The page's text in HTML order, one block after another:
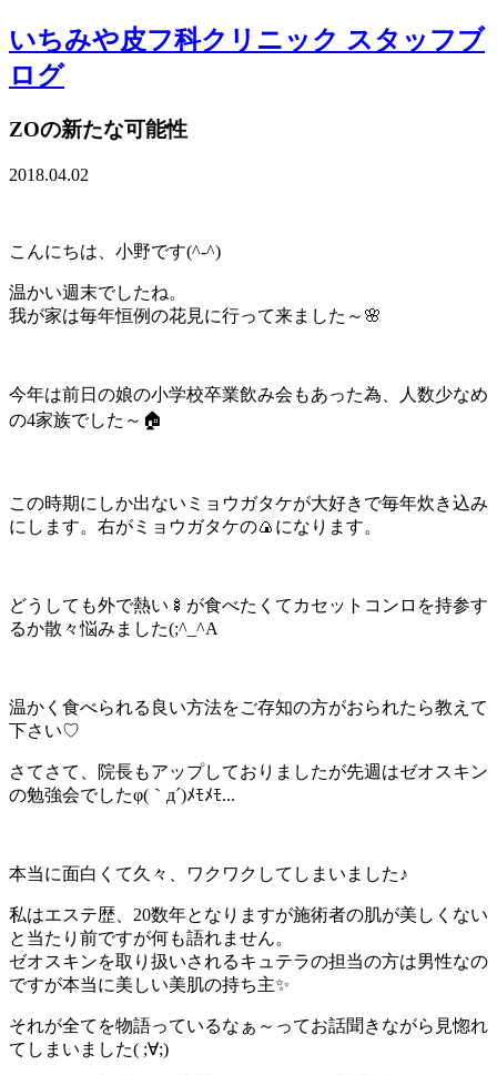
いちみや皮フ科クリニック スタッフブ
ログ
ZOの新たな可能性
2018.04.02
こんにちは、小野です(^-^)
温かい週末でしたね。
我が家は毎年恒例の花見に行って来ました～🌸
今年は前日の娘の小学校卒業飲み会もあった為、人数少なめ
の4家族でした～🏠
この時期にしか出ないミョウガタケが大好きで毎年炊き込み
にします。右がミョウガタケの🍙になります。
どうしても外で熱い🍢が食べたくてカセットコンロを持参す
るか散々悩みました(;^_^A
温かく食べられる良い方法をご存知の方がおられたら教えて
下さい♡
さてさて、院長もアップしておりましたが先週はゼオスキン
の勉強会でしたφ(｀д´)ﾒﾓﾒﾓ...
本当に面白くて久々、ワクワクしてしまいました♪
私はエステ歴、20数年となりますが施術者の肌が美しくない
と当たり前ですが何も語れません。
ゼオスキンを取り扱いされるキュテラの担当の方は男性なの
ですが本当に美しい美肌の持ち主✨
それが全てを物語っているなぁ～ってお話聞きながら見惚れ
てしまいました( ;∀;)